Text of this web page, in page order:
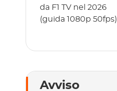
da F1 TV nel 2026
(guida 1080p 50fps)
Avviso